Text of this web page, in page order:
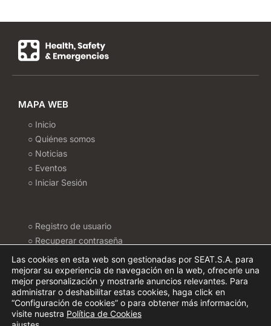
MAPA WEB
○ Inicio
○ Quiénes somos
○ Noticias
○ Eventos
○ Iniciar Sesión
○ Registro de usuario
○ Recuperar contraseña
○ Politica de Cookies
○ Configurar Cookies
○ Política de privacidad
○ Términos de uso
INFORMACIÓN DE CONTACTO
Las cookies en esta web son gestionadas por SEAT.S.A. para
mejorar su experiencia de navegación en la web, ofrecerle una
mejor personalización y mostrarle anuncios relevantes. Para
administrar o deshabilitar estas cookies, haga click en
“Configuración de cookies” o para obtener más información,
visite nuestra Política de Cookies